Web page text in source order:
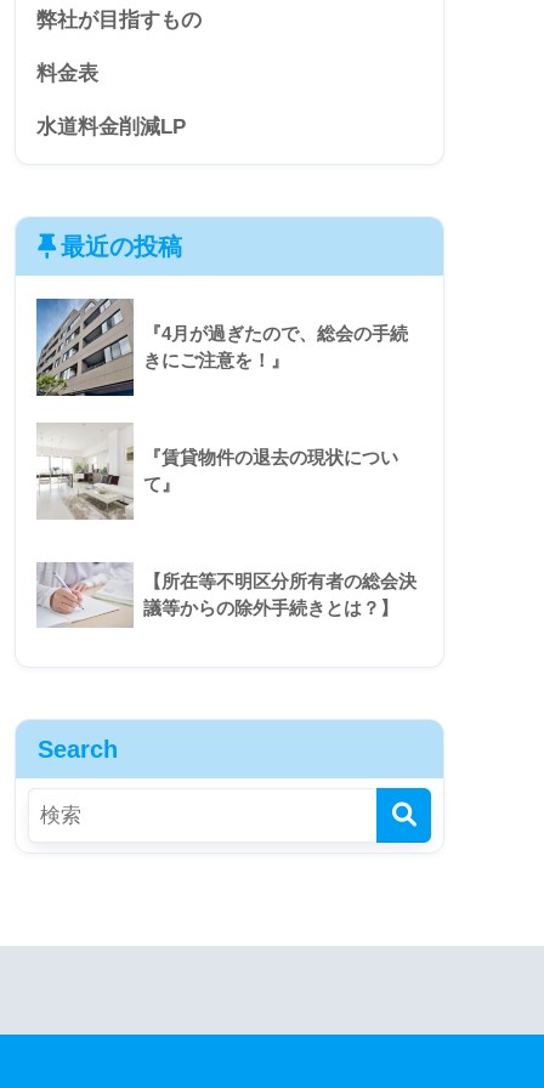
弊社が目指すもの
料金表
水道料金削減LP
最近の投稿
『4月が過ぎたので、総会の手続
きにご注意を！』
『賃貸物件の退去の現状につい
て』
【所在等不明区分所有者の総会決
議等からの除外手続きとは？】
Search